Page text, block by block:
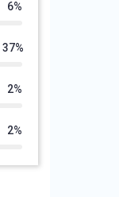
6%
37%
2%
2%